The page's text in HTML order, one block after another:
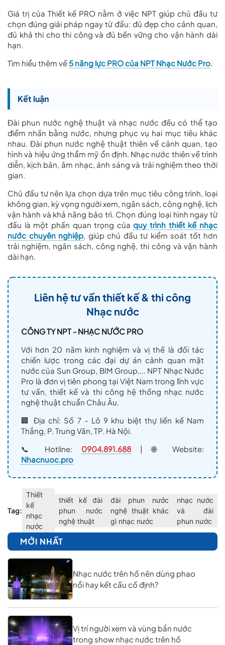
Giá trị của Thiết kế PRO nằm ở việc NPT giúp chủ đầu tư
chọn đúng giải pháp ngay từ đầu: đủ đẹp cho cảnh quan,
đủ khả thi cho thi công và đủ bền vững cho vận hành dài
hạn.
Tìm hiểu thêm về5 năng lực PRO của NPT Nhạc Nước Pro.
Kết luận
Đài phun nước nghệ thuật và nhạc nước đều có thể tạo
điểm nhấn bằng nước, nhưng phục vụ hai mục tiêu khác
nhau. Đài phun nước nghệ thuật thiên về cảnh quan, tạo
hình và hiệu ứng thẩm mỹ ổn định. Nhạc nước thiên về trình
diễn, kịch bản, âm nhạc, ánh sáng và trải nghiệm theo thời
gian.
Chủ đầu tư nên lựa chọn dựa trên mục tiêu công trình, loại
không gian, kỳ vọng người xem, ngân sách, công nghệ, lịch
vận hành và khả năng bảo trì. Chọn đúng loại hình ngay từ
đầu là một phần quan trọng củaquy trình thiết kế nhạc
nước chuyên nghiệp, giúp chủ đầu tư kiểm soát tốt hơn
trải nghiệm, ngân sách, công nghệ, thi công và vận hành
dài hạn.
Liên hệ tư vấn thiết kế & thi công
Nhạc nước
CÔNG TY NPT - NHẠC NƯỚC PRO
Với hơn 20 năm kinh nghiệm và vị thế là đối tác
chiến lược trong các đại dự án cảnh quan mặt
nước của Sun Group, BIM Group,... NPT Nhạc Nước
Pro là đơn vị tiên phong tại Việt Nam trong lĩnh vực
tư vấn, thiết kế và thi công hệ thống nhạc nước
nghệ thuật chuẩn Châu Âu.
🏢 Địa chỉ: Số 7 - Lô 9 khu biệt thự liền kề Nam
Thắng, P. Trung Văn, TP. Hà Nội.
📞 Hotline: 0904.891.688 | 🌐 Website:
Nhacnuoc.pro
Tag:
Thiết
kế
nhạc
nước
thiết kế đài
phun nước
nghệ thuật
đài phun nước
nghệ thuật khác
gì nhạc nước
nhạc nước
và đài
phun nước
MỚI NHẤT
Nhạc nước trên hồ nên dùng phao
nổi hay kết cấu cố định?
Vị trí người xem và vùng bắn nước
trong show nhạc nước trên hồ